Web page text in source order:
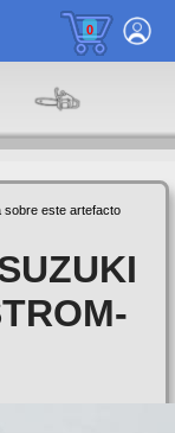
0
sobre este artefacto